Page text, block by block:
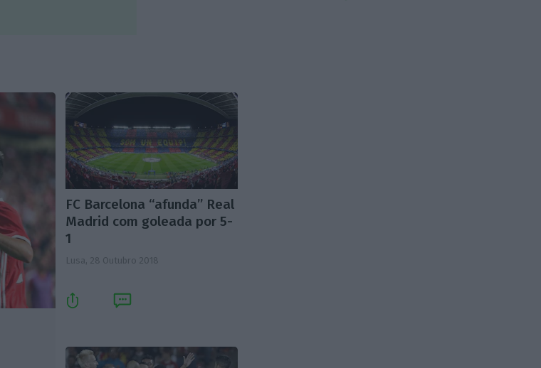
FC Barcelona “afunda” Real
Madrid com goleada por 5-
1
Lusa, 28 Outubro 2018